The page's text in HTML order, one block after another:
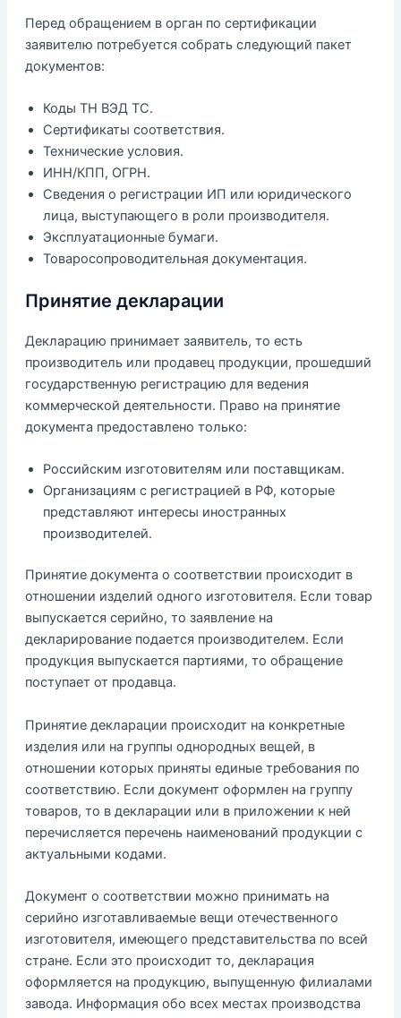
Перед обращением в орган по сертификации
заявителю потребуется собрать следующий пакет
документов:
Коды ТН ВЭД ТС.
Сертификаты соответствия.
Технические условия.
ИНН/КПП, ОГРН.
Сведения о регистрации ИП или юридического
лица, выступающего в роли производителя.
Эксплуатационные бумаги.
Товаросопроводительная документация.
Принятие декларации
Декларацию принимает заявитель, то есть
производитель или продавец продукции, прошедший
государственную регистрацию для ведения
коммерческой деятельности. Право на принятие
документа предоставлено только:
Российским изготовителям или поставщикам.
Организациям с регистрацией в РФ, которые
представляют интересы иностранных
производителей.
Принятие документа о соответствии происходит в
отношении изделий одного изготовителя. Если товар
выпускается серийно, то заявление на
декларирование подается производителем. Если
продукция выпускается партиями, то обращение
поступает от продавца.
Принятие декларации происходит на конкретные
изделия или на группы однородных вещей, в
отношении которых приняты единые требования по
соответствию. Если документ оформлен на группу
товаров, то в декларации или в приложении к ней
перечисляется перечень наименований продукции с
актуальными кодами.
Документ о соответствии можно принимать на
серийно изготавливаемые вещи отечественного
изготовителя, имеющего представительства по всей
стране. Если это происходит то, декларация
оформляется на продукцию, выпущенную филиалами
завода. Информация обо всех местах производства